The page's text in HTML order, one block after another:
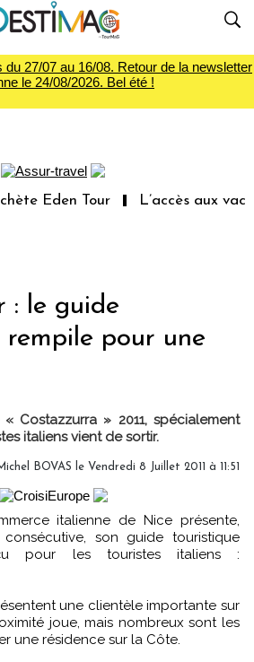
27/07 au 16/08. Retour de la newsletter
le 24/08/2026. Bel été !
Eden Tour L’accès aux
: le guide
rempile pour une
Costazzurra » 2011, spécialement
italiens vient de sortir.
BOVAS le Vendredi 8 Juillet 2011 à 11:51
son guide touristique
pour les touristes italiens :
une clientèle importante sur
joue, mais nombreux sont les
une résidence sur la Côte.